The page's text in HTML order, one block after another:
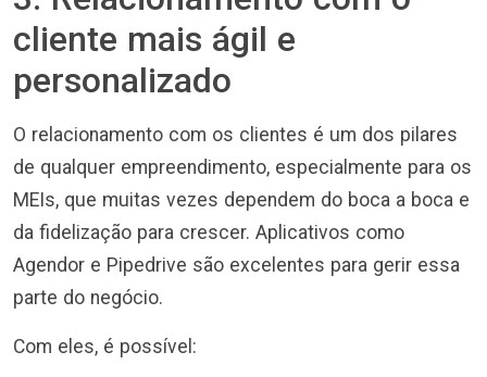
cliente mais ágil e
personalizado
O relacionamento com os clientes é um dos pilares
de qualquer empreendimento, especialmente para os
MEIs, que muitas vezes dependem do boca a boca e
da fidelização para crescer. Aplicativos como
Agendor e Pipedrive são excelentes para gerir essa
parte do negócio.
Com eles, é possível: